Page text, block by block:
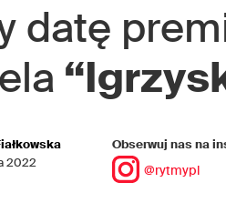
datę
2022
Obserwuj nas na
@rytmypl